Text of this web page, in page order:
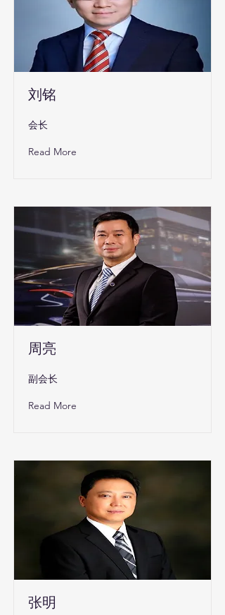
刘铭
会长
Read More
周亮
副会长
Read More
张明